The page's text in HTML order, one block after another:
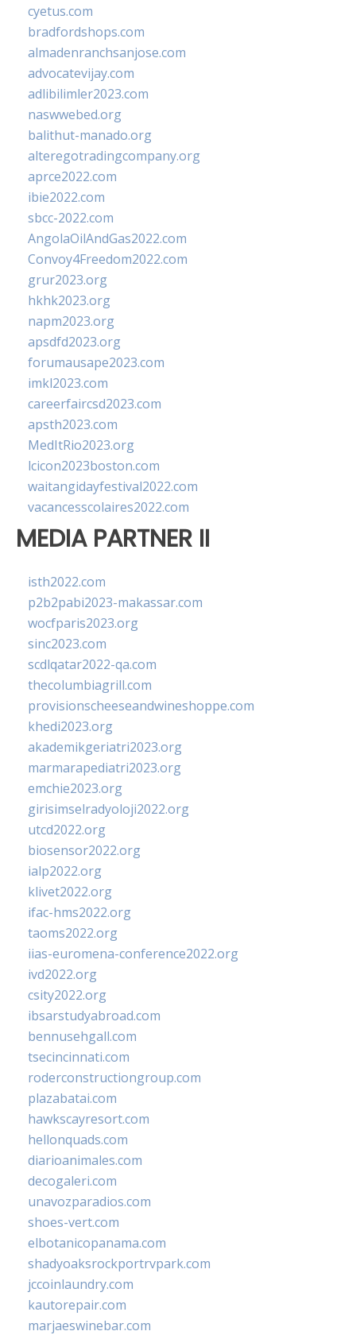
cyetus.com
bradfordshops.com
almadenranchsanjose.com
advocatevijay.com
adlibilimler2023.com
naswwebed.org
balithut-manado.org
alteregotradingcompany.org
aprce2022.com
ibie2022.com
sbcc-2022.com
AngolaOilAndGas2022.com
Convoy4Freedom2022.com
grur2023.org
hkhk2023.org
napm2023.org
apsdfd2023.org
forumausape2023.com
imkl2023.com
careerfaircsd2023.com
apsth2023.com
MedItRio2023.org
lcicon2023boston.com
waitangidayfestival2022.com
vacancesscolaires2022.com
MEDIA PARTNER II
isth2022.com
p2b2pabi2023-makassar.com
wocfparis2023.org
sinc2023.com
scdlqatar2022-qa.com
thecolumbiagrill.com
provisionscheeseandwineshoppe.com
khedi2023.org
akademikgeriatri2023.org
marmarapediatri2023.org
emchie2023.org
girisimselradyoloji2022.org
utcd2022.org
biosensor2022.org
ialp2022.org
klivet2022.org
ifac-hms2022.org
taoms2022.org
iias-euromena-conference2022.org
ivd2022.org
csity2022.org
ibsarstudyabroad.com
bennusehgall.com
tsecincinnati.com
roderconstructiongroup.com
plazabatai.com
hawkscayresort.com
hellonquads.com
diarioanimales.com
decogaleri.com
unavozparadios.com
shoes-vert.com
elbotanicopanama.com
shadyoaksrockportrvpark.com
jccoinlaundry.com
kautorepair.com
marjaeswinebar.com